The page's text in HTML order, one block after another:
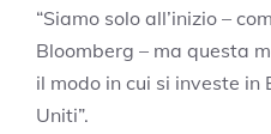
“Siamo solo all’inizio –
Bloomberg – ma questa
il modo in cui si investe in
Uniti”.